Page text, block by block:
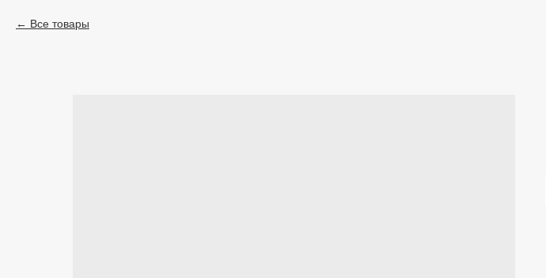
Все товары